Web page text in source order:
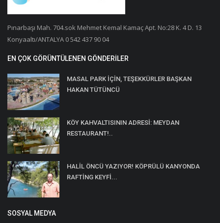
Pınarbaşı Mah. 704.sok Mehmet Kemal Kamaç Apt. No:28 K. 4 D. 13
Konyaaltı/ANTALYA 0 542 437 90 04
EN ÇOK GÖRÜNTÜLENEN GÖNDERILER
MASAL PARK İÇİN, TEŞEKKÜRLER BAŞKAN
HAKAN TÜTÜNCÜ
KÖY KAHVALTISININ ADRESİ: MEYDAN
RESTAURANT!..
HALİL ÖNCÜ YAZIYOR! KÖPRÜLÜ KANYONDA
RAFTİNG KEYFİ...
SOSYAL MEDYA